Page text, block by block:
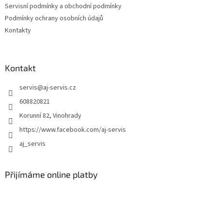
Servisní podmínky a obchodní podmínky
Podmínky ochrany osobních údajů
Kontakty
Kontakt
servis@aj-servis.cz
608820821
Korunní 82, Vinohrady
https://www.facebook.com/aj-servis
aj_servis
Přijímáme online platby